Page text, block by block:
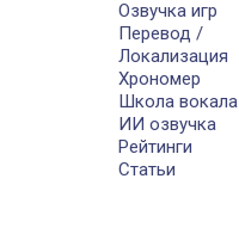
Озвучка игр
Перевод /
Локализация
Хрономер
Школа вокала
ИИ озвучка
Рейтинги
Статьи